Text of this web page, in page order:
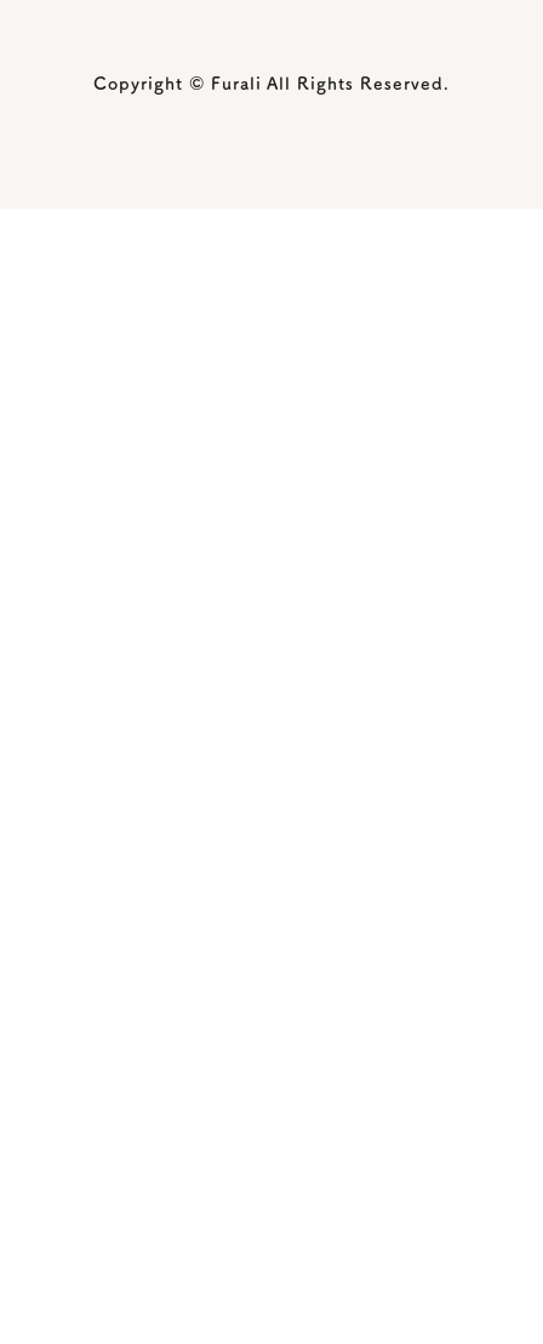
Copyright © Furali All Rights Reserved.